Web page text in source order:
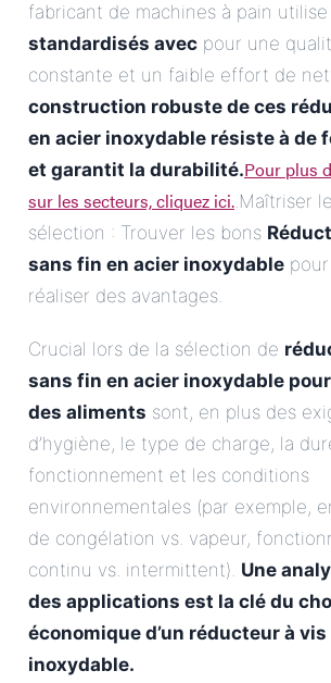
fabricant de machines à pain utilise
standardisés avec pour une
constante et un faible effort de
construction robuste de ces
en acier inoxydable résiste à de
et garantit la durabilité.Pour plus
sur les secteurs, cliquez ici..Maîtriser
sélection : Trouver les bons
sans fin en acier inoxydable
réaliser des avantages.
Crucial lors de la sélection de
sans fin en acier inoxydable
des aliments sont, en plus des
d’hygiène, le type de charge, la
fonctionnement et les conditions
environnementales (par exemple,
de congélation vs. vapeur,
continu vs. intermittent). Une
des applications est la clé du
économique d’un réducteur à
inoxydable.